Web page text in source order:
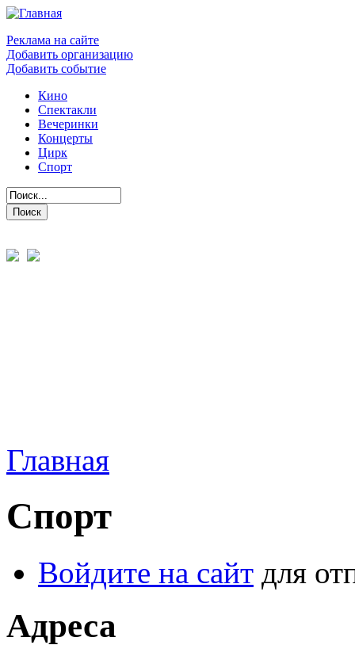
Реклама на сайте
Добавить организацию
Добавить событие
Кино
Спектакли
Вечеринки
Концерты
Цирк
Спорт
Главная
Спорт
Войдите на сайт для
Адреса